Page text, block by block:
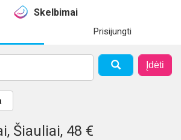
Skelbimai
Prisijungti
Įdėti
Šiauliai, 48 €